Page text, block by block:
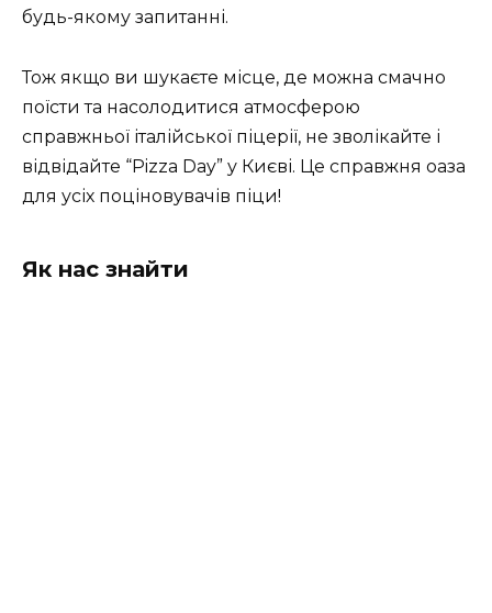
будь-якому запитанні.
Тож якщо ви шукаєте місце, де можна смачно
поїсти та насолодитися атмосферою
справжньої італійської піцерії, не зволікайте і
відвідайте “Pizza Day” у Києві. Це справжня оаза
для усіх поціновувачів піци!
Як нас знайти